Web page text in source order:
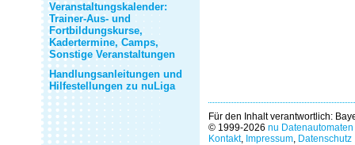
Veranstaltungskalender:
Trainer-Aus- und
Fortbildungskurse,
Kadertermine, Camps,
Sonstige Veranstaltungen
Handlungsanleitungen und
Hilfestellungen zu nuLiga
Für den Inhalt verantwortlich:
© 1999-2026 nu
Kontakt, Impressum, Datenschutz